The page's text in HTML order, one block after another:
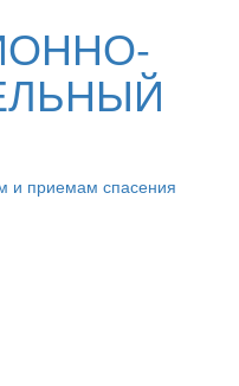
и приемам спасения